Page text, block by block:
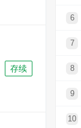
存续
6
7
8
9
10